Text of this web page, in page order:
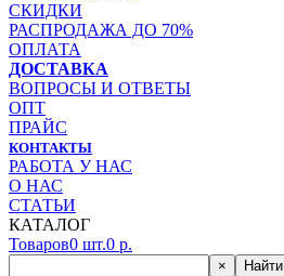
СКИДКИ
РАСПРОДАЖА ДО 70%
ОПЛАТА
ДОСТАВКА
ВОПРОСЫ И ОТВЕТЫ
ОПТ
ПРАЙС
КОНТАКТЫ
РАБОТА У НАС
О НАС
СТАТЬИ
КАТАЛОГ
Товаров0 шт.0 р.
× Найти